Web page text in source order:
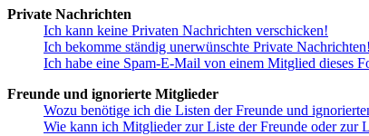
Private Nachrichten
Ich kann keine Privaten Nachrichten verschicken!
Ich bekomme ständig unerwünschte Private Nachrichten!
Ich habe eine Spam-E-Mail von einem Mitglied dieses
Freunde und ignorierte Mitglieder
Wozu benötige ich die Listen der Freunde und
Wie kann ich Mitglieder zur Liste der Freunde oder zur